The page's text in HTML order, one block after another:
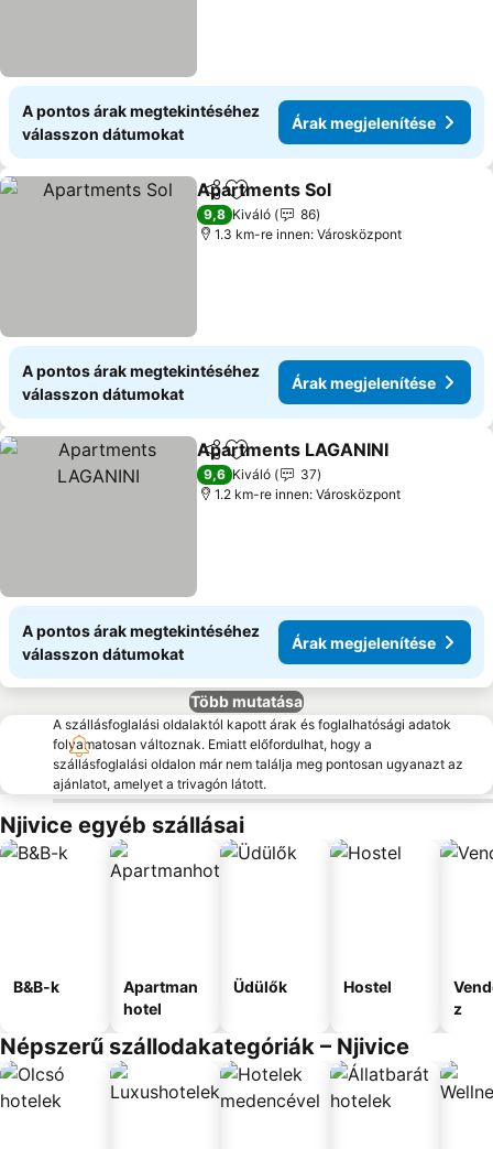
A pontos árak megtekintéséhez
válasszon dátumokat
Árak megjelenítése
Megosztás
Hozzáadás a kedvencekhez
Apartments Sol
9,8 Kiváló
86
1.3 km-re innen: Városközpont
A pontos árak megtekintéséhez
válasszon dátumokat
Árak megjelenítése
Megosztás
Hozzáadás a kedvencekhez
Apartments LAGANINI
9,6 Kiváló
37
1.2 km-re innen: Városközpont
A pontos árak megtekintéséhez
válasszon dátumokat
Árak megjelenítése
Több mutatása
A szállásfoglalási oldalaktól kapott árak és foglalhatósági adatok
folyamatosan változnak. Emiatt előfordulhat, hogy a
szállásfoglalási oldalon már nem találja meg pontosan ugyanazt az
ajánlatot, amelyet a trivagón látott.
Njivice egyéb szállásai
B&B-k
Apartman
hotel
Üdülők Hostel
z
Népszerű szállodakategóriák – Njivice